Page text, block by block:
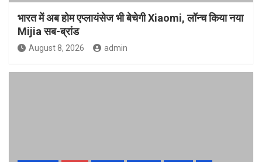
भारत में अब होम एप्लायंसेज भी बेचेगी Xiaomi, लॉन्च किया नया
Mijia सब-ब्रांड
August 8, 2026 admin